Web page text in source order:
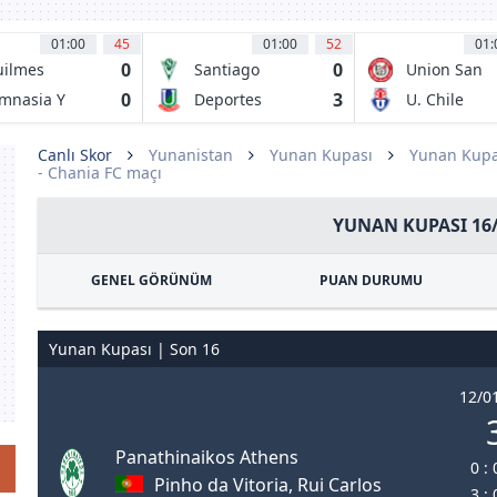
01:00 45
Club
0
Y
0
01:00 52
Santiago
Wanderers
0
Deportes
Calera
3
Union San
Felipe
U. Chile
Canlı Skor Yunanistan Yunan Kupası Yunan
- Chania FC maçı
YUNAN KUPASI
GENEL GÖRÜNÜM PUAN DURUMU
Yunan Kupası | Son 16
Panathinaikos Athens
Pinho da Vitoria, Rui Carlos
12/
0 :